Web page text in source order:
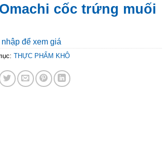
cốc trứng muối
để xem giá
THỰC PHẨM KHÔ